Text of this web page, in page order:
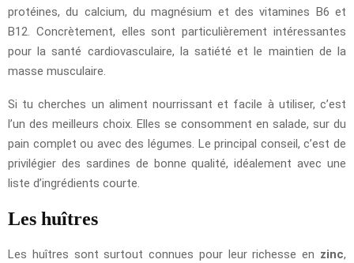
protéines, du calcium, du magnésium et des vitamines B6 et
B12. Concrètement, elles sont particulièrement intéressantes
pour la santé cardiovasculaire, la satiété et le maintien de la
masse musculaire.
Si tu cherches un aliment nourrissant et facile à utiliser, c’est
l’un des meilleurs choix. Elles se consomment en salade, sur du
pain complet ou avec des légumes. Le principal conseil, c’est de
privilégier des sardines de bonne qualité, idéalement avec une
liste d’ingrédients courte.
Les huîtres
Les huîtres sont surtout connues pour leur richesse en zinc,